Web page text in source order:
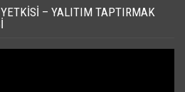
– YALITIM TAPTIRMAK